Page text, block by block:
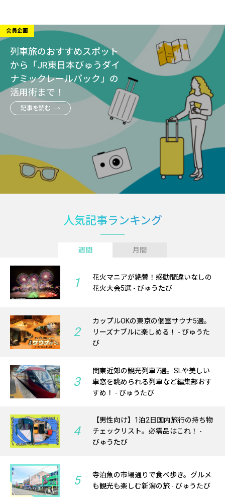
会員企画
列車旅のおすすめスポット
から「JR東日本びゅうダイ
ナミックレールパック」の
活用術まで！
記事を読む
人気記事ランキング
週間 月間
1
花火マニアが絶賛！感動間違いなしの
花火大会5選 - びゅうたび
2
カップルOKの東京の個室サウナ5選。
リーズナブルに楽しめる！ - びゅうた
び
3
関東近郊の観光列車7選。SLや美しい
車窓を眺められる列車など編集部おす
すめ！ - びゅうたび
4
【男性向け】1泊2日国内旅行の持ち物
チェックリスト。必需品はこれ！ -
びゅうたび
5
寺泊魚の市場通りで食べ歩き。グルメ
も観光も楽しむ新潟の旅 - びゅうたび